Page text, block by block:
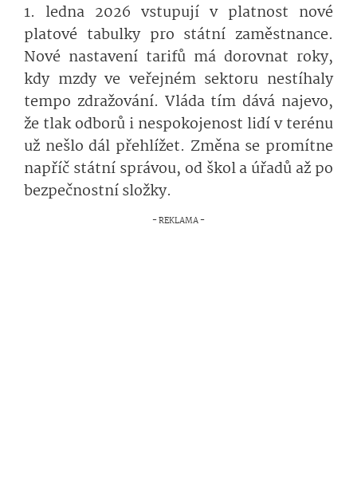
1. ledna 2026 vstupují v platnost nové
platové tabulky pro státní zaměstnance.
Nové nastavení tarifů má dorovnat roky,
kdy mzdy ve veřejném sektoru nestíhaly
tempo zdražování. Vláda tím dává najevo,
že tlak odborů i nespokojenost lidí v terénu
už nešlo dál přehlížet. Změna se promítne
napříč státní správou, od škol a úřadů až po
bezpečnostní složky.